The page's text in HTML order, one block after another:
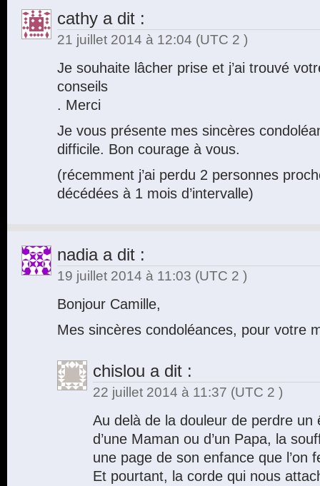
cathy a dit :
21 juillet 2014 à 12:04 (UTC 2 )
Je souhaite lâcher prise et j’ai trouvé
conseils
. Merci
Je vous présente mes sincères
difficile. Bon courage à vous.
(récemment j’ai perdu 2 personnes
décédées à 1 mois d’intervalle)
nadiaa dit :
19 juillet 2014 à 11:03 (UTC 2 )
Bonjour Camille,
Mes sincères condoléances, pour votre
chislou a dit :
22 juillet 2014 à 11:37 (UTC 2 )
Au delà de la douleur de perdre un
d’une Maman ou d’un Papa, la
une page de son enfance que
Et pourtant, la corde qui nous